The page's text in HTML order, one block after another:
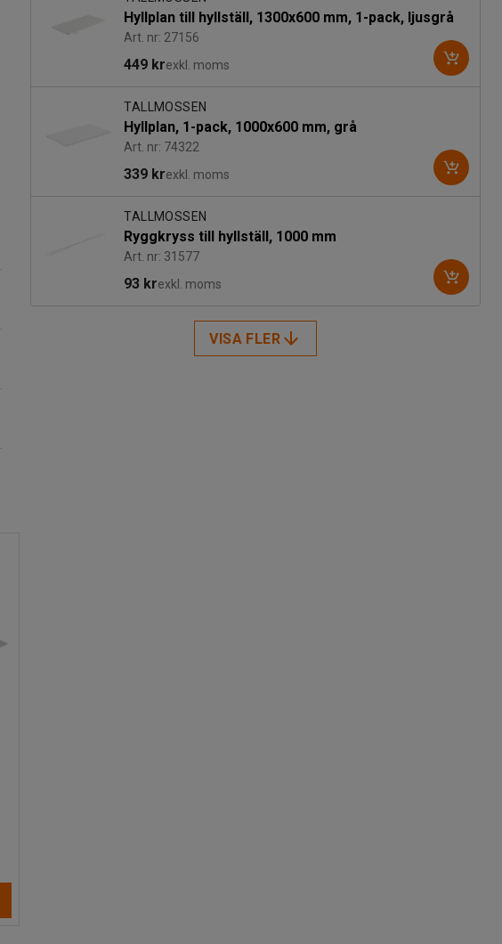
Hyllplan till hyllställ, 1300x600 mm, 1-pack, ljusgrå
Art. nr: 27156
449 krexkl. moms
TALLMOSSEN
Hyllplan, 1-pack, 1000x600 mm, grå
Art. nr: 74322
339 krexkl. moms
TALLMOSSEN
Ryggkryss till hyllställ, 1000 mm
Art. nr: 31577
93 krexkl. moms
VISA FLER